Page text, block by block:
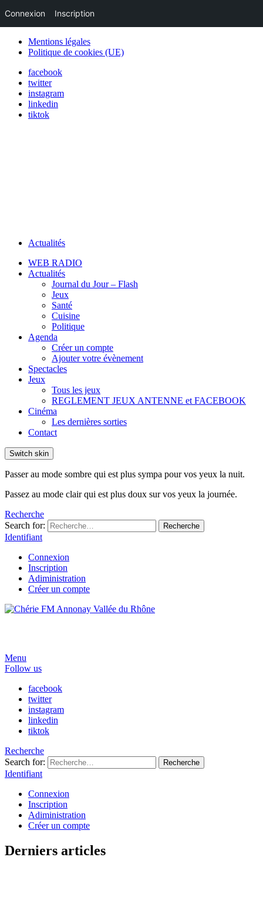
Mentions légales
Politique de cookies (UE)
facebook
twitter
instagram
linkedin
tiktok
Actualités
WEB RADIO
Actualités
Journal du Jour – Flash
Jeux
Santé
Cuisine
Politique
Agenda
Créer un compte
Ajouter votre évènement
Spectacles
Jeux
Tous les jeux
REGLEMENT JEUX ANTENNE et FACEBOOK
Cinéma
Les dernières sorties
Contact
Switch skin
Passer au mode sombre qui est plus sympa pour vos yeux la nuit.
Passez au mode clair qui est plus doux sur vos yeux la journée.
Recherche
Search for:
Recherche
Identifiant
Connexion
Inscription
Adiministration
Créer un compte
Menu
Follow us
facebook
twitter
instagram
linkedin
tiktok
Recherche
Search for:
Recherche
Identifiant
Connexion
Inscription
Adiministration
Créer un compte
Derniers articles
Connexion Inscription